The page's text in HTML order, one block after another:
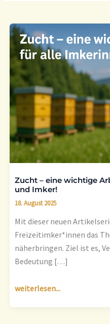
Zucht – eine wichtige
und Imker!
18. August 2025
Mit dieser neuen
Freizeitimker*innen das
näherbringen. Ziel ist es,
Bedeutung […]
Zucht
eine
wichtige
Arbeit
für
alle
Imkerinnen
und
Imker!
weiterlesen...